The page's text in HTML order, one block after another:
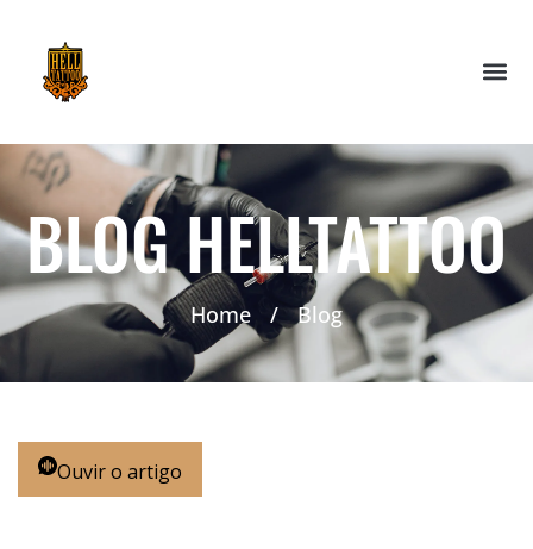
BLOG HELLTATTOO
Home / Blog
Ouvir o artigo